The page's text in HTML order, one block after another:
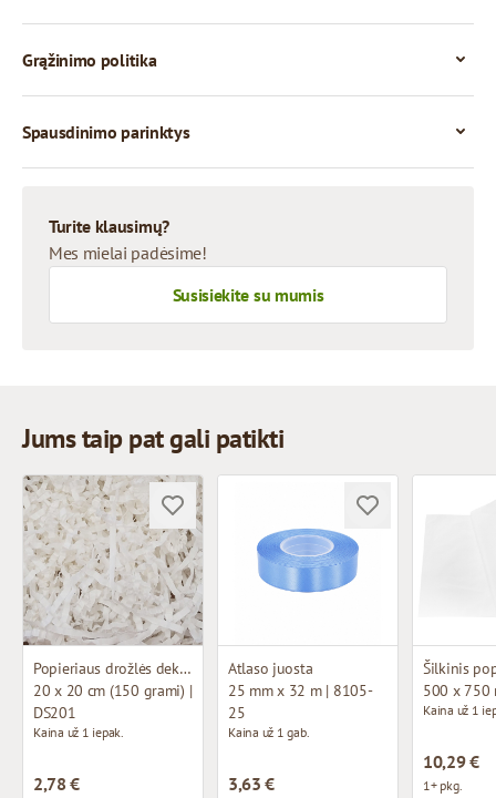
Grąžinimo politika
Spausdinimo parinktys
Turite klausimų?
Mes mielai padėsime!
Susisiekite su mumis
Jums taip pat gali patikti
Popieriaus drožlės dekoravimui
20 x 20 cm (150 grami) |
DS201
Kaina už 1 iepak.
2,78 €
Atlaso juosta
25 mm x 32 m | 8105-
25
Kaina už 1 gab.
3,63 €
Šilkinis
500 x 750
Kaina už 1
10,29 €
1+ pkg.